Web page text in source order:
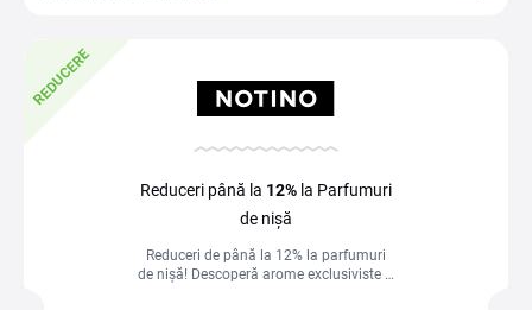
REDUCERE
Reduceri până la 12% la Parfumuri
de nișă
Reduceri de până la 12% la parfumuri
de nișă! Descoperă arome exclusiviste și